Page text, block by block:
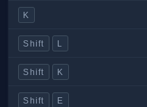
K
Shift L
Shift K
Shift E